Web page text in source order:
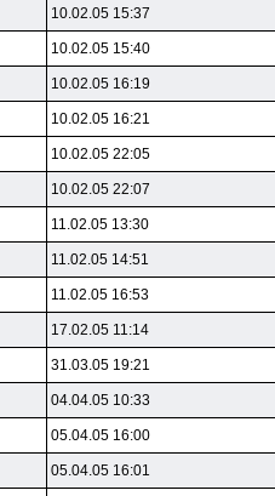
10.02.05 15:37
10.02.05 15:40
10.02.05 16:19
10.02.05 16:21
10.02.05 22:05
10.02.05 22:07
11.02.05 13:30
11.02.05 14:51
11.02.05 16:53
17.02.05 11:14
31.03.05 19:21
04.04.05 10:33
05.04.05 16:00
05.04.05 16:01